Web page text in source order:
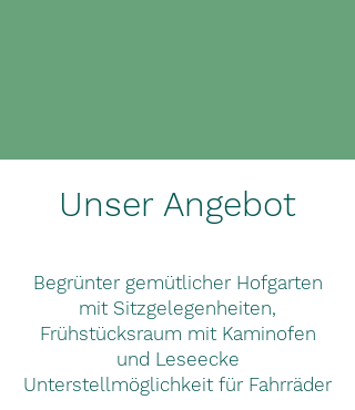
Unser Angebot
Begrünter gemütlicher Hofgarten
mit Sitzgelegenheiten,
Frühstücksraum mit Kaminofen
und Leseecke
Unterstellmöglichkeit für Fahrräder